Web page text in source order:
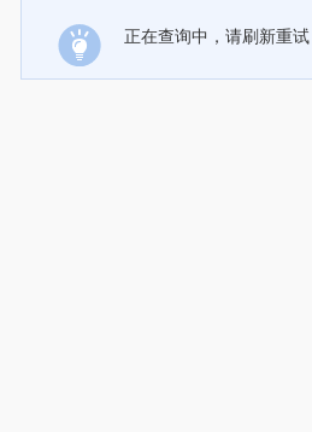
正在查询中，请刷新重试